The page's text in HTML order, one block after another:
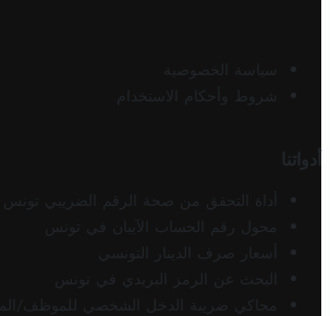
سياسة الخصوصية
شروط وأحكام الاستخدام
أدواتنا
أداة التحقق من صحة الرقم الضريبي تونس
محول رقم الحساب الآيبان في تونس
أسعار صرف الدينار التونسي
البحث عن الرمز البريدي في تونس
محاكي ضريبة الدخل الشخصي للموظف/